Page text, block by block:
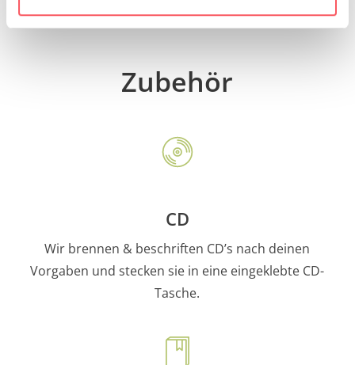
Zubehör
CD
Wir brennen & beschriften CD’s nach deinen
Vorgaben und stecken sie in eine eingeklebte CD-
Tasche.